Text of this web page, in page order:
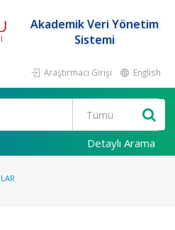
Akademik Veri Yönetim
Sistemi
Araştırmacı Girişi English
Detaylı Arama